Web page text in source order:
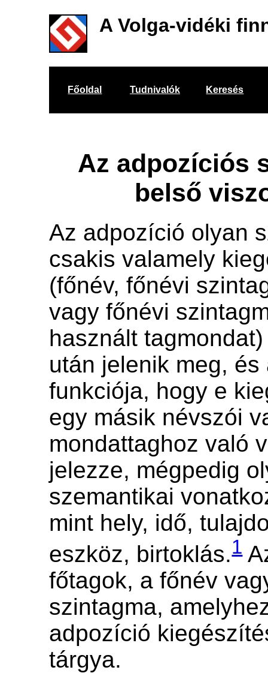
A Volga-vidéki
Főoldal Tudnivalók Keresés
Az adpozíciós
belső
Az adpozíció olyan
csakis valamely
(főnév, főnévi
vagy főnévi
használt
után jelenik meg, és
funkciója, hogy e
egy másik névszói
mondattaghoz való
jelezze, mégpedig
szemantikai
mint hely, idő,
eszköz, birtoklás.1
főtagok, a főnév
szintagma,
adpozíció
tárgya.